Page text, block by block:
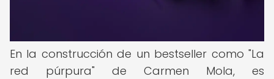
En la construcción de un bestseller como "La
red púrpura" de Carmen Mola, es